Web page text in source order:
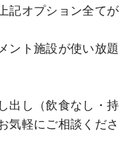
記オプション全てが
ント施設が使い放題
出し（飲食なし・持
気軽にご相談くださ